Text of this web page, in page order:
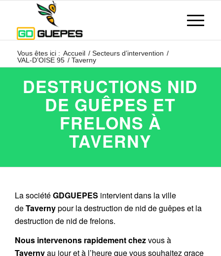
Vous êtes ici : Accueil / Secteurs d’intervention /
VAL-D’OISE 95 / Taverny
DESTRUCTIONS NID
DE GUÊPES ET
FRELONS À
TAVERNY
La sociétéGDGUEPES intervient dans la ville
deTavernypour la destruction de nid de guêpes et la
destruction de nid de frelons.
Nous intervenons rapidement chezvous à
Tavernyau jour et à l’heure que vous souhaitez grace